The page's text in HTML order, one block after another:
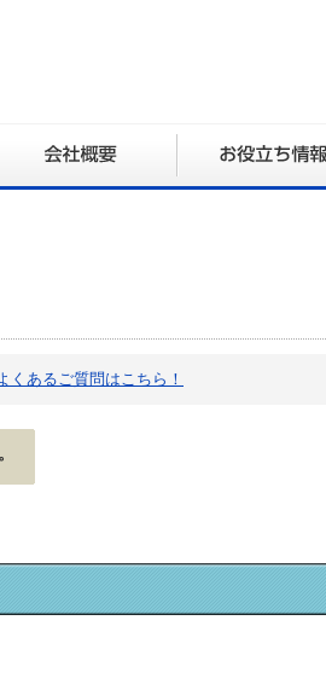
あるご質問はこちら！